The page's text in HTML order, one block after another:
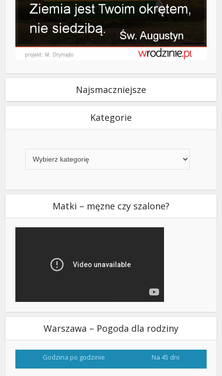
Najsmaczniejsze
Kategorie
Matki – męzne czy szalone?
Warszawa – Pogoda dla rodziny
Godzina po godzinie Na 45 dni